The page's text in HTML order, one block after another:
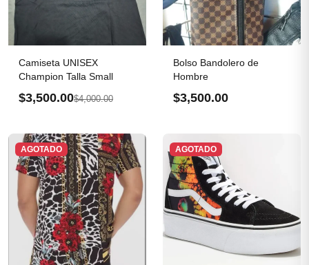
Camiseta UNISEX
Champion Talla Small
$3,500.00$4,000.00
Bolso Bandolero de
Hombre
$3,500.00
AGOTADO AGOTADO